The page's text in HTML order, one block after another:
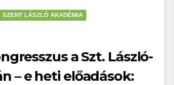
SZENT LÁSZLÓ AKADÉMIA
a Szt. László-
– e heti előadások: